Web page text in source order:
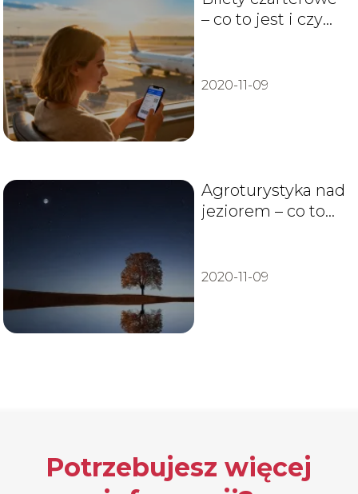
– co to jest i czy
2020-11-09
Agroturystyka nad
jeziorem – co to
2020-11-09
Potrzebujesz więcej